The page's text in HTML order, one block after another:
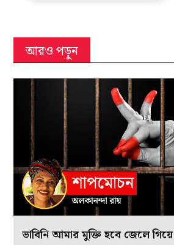
আরও পড়ুন
ভাবিনি আমার মুক্তি হবে জেলে গিয়ে